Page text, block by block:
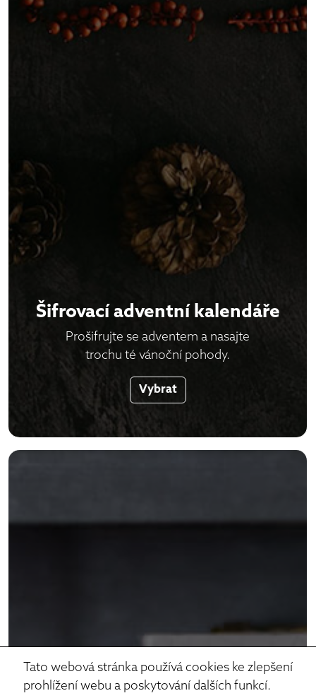
Šifrovací adventní kalendáře
Prošifrujte se adventem a nasajte
trochu té vánoční pohody.
Vybrat
Tato webová stránka používá cookies ke zlepšení
prohlížení webu a poskytování dalších funkcí.